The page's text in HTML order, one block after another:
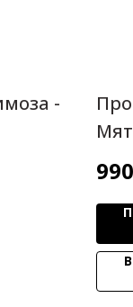
-
990